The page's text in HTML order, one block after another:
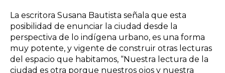
La escritora Susana Bautista señala que esta
posibilidad de enunciar la ciudad desde la
perspectiva de lo indígena urbano, es una forma
muy potente, y vigente de construir otras lecturas
del espacio que habitamos, “Nuestra lectura de la
ciudad es otra porque nuestros ojos y nuestra